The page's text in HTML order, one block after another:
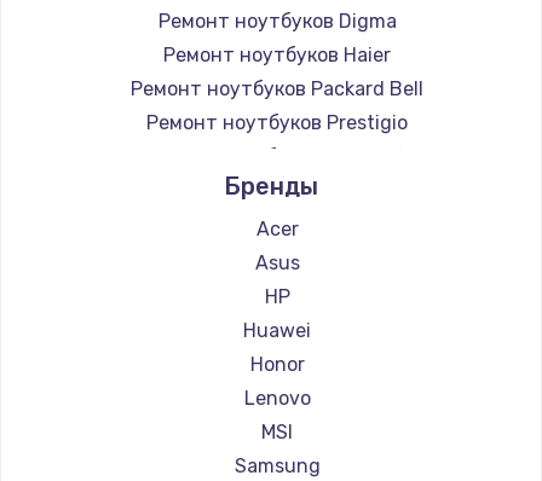
Ремонт ноутбуков Digma
Ремонт ноутбуков Haier
Ремонт ноутбуков Packard Bell
Ремонт ноутбуков Prestigio
Ремонт ноутбуков Microsoft
Ремонт ноутбуков Alienware
Ремонт ноутбуков Aquarius
Ремонт ноутбуков Gigabyte
Ремонт ноутбуков Aorus
Ремонт ноутбуков Maibenben
Ремонт ноутбуков Getac
Ремонт ноутбуков Epson
Ремонт ноутбуков Philips
Ремонт ноутбуков LG
Бренды
Acer
Asus
HP
Huawei
Honor
Lenovo
MSI
Samsung